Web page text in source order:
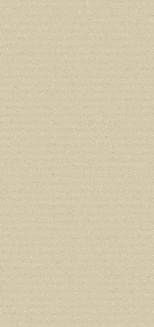
Deprecated:
in/home/
Deprecated:
deprecated in
line210
Deprecated:
deprecated in
line212